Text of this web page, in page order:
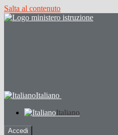
Salta al contenuto
Italiano
Italiano
Accedi